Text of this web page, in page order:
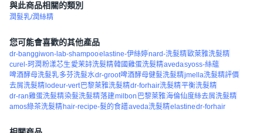
與此商品相關的類別
潤髮乳/潤絲精
您可能會喜歡的其他產品
dr-banggiwon-lab-shampooelastine-伊絲婷nard-洗髮精 歐萊雅洗髮精
curel-珂潤粉漾芯生 愛茉詩洗髮精韓國雞蛋洗髮精avedasyoss-絲蘊
啤酒酵母洗髮乳多芬洗髮水dr-groot啤酒酵母健髮洗髮精jmella洗髮精評價
去屑洗髮精 lodeur-vert 巴黎萊雅洗髮精dr-forhair洗髮精平衡洗髮精
dr-ran雞蛋洗髮精染髮洗髮精落建milbon 巴黎萊雅海倫仙度絲去屑洗髮精
amos綠茶洗髮精 hair-recipe-髮的食譜aveda洗髮精elastinedr-forhair